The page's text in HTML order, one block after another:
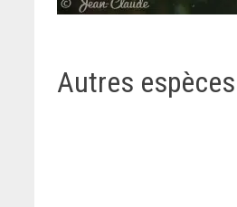
Autres espèces